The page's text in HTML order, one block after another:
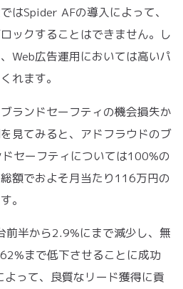
はSpider AFの導入によって、
ックすることはできません。し
Web広告運用においては高いパ
れます。
ランドセーフティの機会損失か
見てみると、アドフラウドのブ
セーフティについては100%の
額でおよそ月当たり116万円の
。
前半から2.9%にまで減少し、無
まで低下させることに成功
よって、良質なリード獲得に貢